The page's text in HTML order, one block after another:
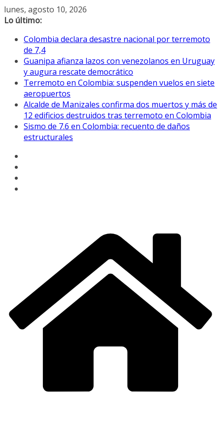
Saltar
al
lunes, agosto 10, 2026
Lo último:
Colombia declara desastre nacional por terremoto
de 7,4
Guanipa afianza lazos con venezolanos en Uruguay
y augura rescate democrático
Terremoto en Colombia: suspenden vuelos en siete
aeropuertos
Alcalde de Manizales confirma dos muertos y más de
12 edificios destruidos tras terremoto en Colombia
Sismo de 7.6 en Colombia: recuento de daños
estructurales